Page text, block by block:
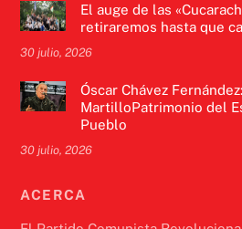
El auge de las
retiraremos hasta que
30 julio, 2026
Óscar Chávez
MartilloPatrimonio del
Pueblo
30 julio, 2026
ACERCA